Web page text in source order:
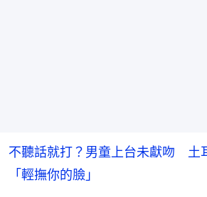
不聽話就打？男童上台未獻吻 土
「輕撫你的臉」